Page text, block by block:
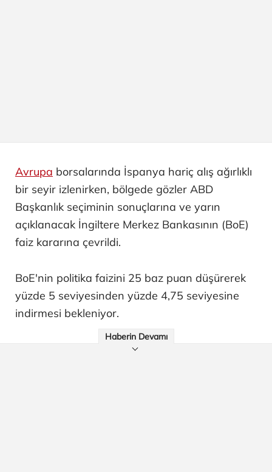
Avrupa borsalarında İspanya hariç alış ağırlıklı
bir seyir izlenirken, bölgede gözler ABD
Başkanlık seçiminin sonuçlarına ve yarın
açıklanacak İngiltere Merkez Bankasının (BoE)
faiz kararına çevrildi.
BoE'nin politika faizini 25 baz puan düşürerek
yüzde 5 seviyesinden yüzde 4,75 seviyesine
indirmesi bekleniyor.
Haberin Devamı